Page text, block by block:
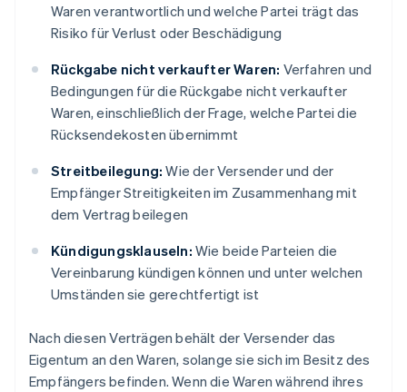
Waren verantwortlich und welche Partei trägt das
Risiko für Verlust oder Beschädigung
Rückgabe nicht verkaufter Waren: Verfahren und
Bedingungen für die Rückgabe nicht verkaufter
Waren, einschließlich der Frage, welche Partei die
Rücksendekosten übernimmt
Streitbeilegung: Wie der Versender und der
Empfänger Streitigkeiten im Zusammenhang mit
dem Vertrag beilegen
Kündigungsklauseln: Wie beide Parteien die
Vereinbarung kündigen können und unter welchen
Umständen sie gerechtfertigt ist
Nach diesen Verträgen behält der Versender das
Eigentum an den Waren, solange sie sich im Besitz des
Empfängers befinden. Wenn die Waren während ihres